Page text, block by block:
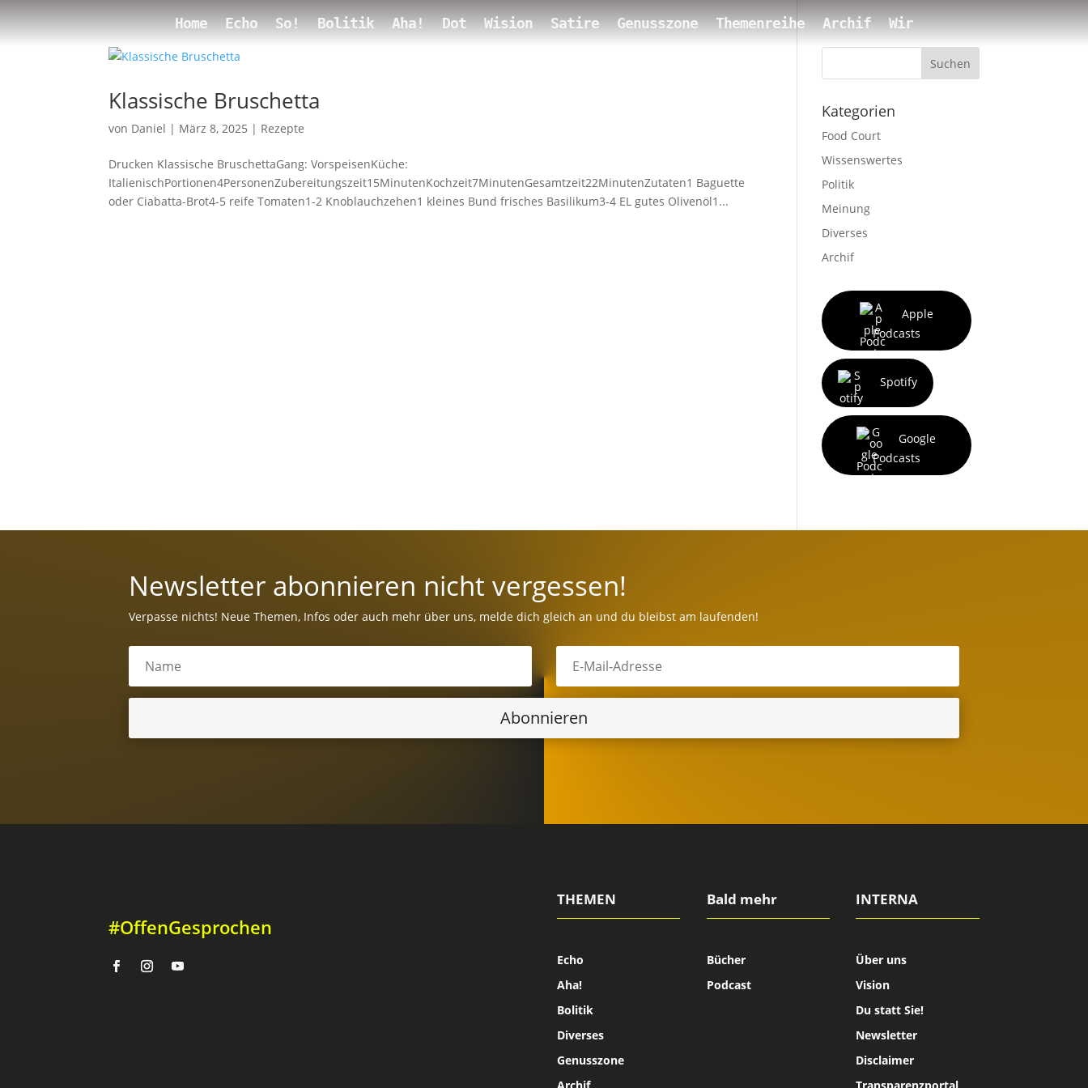
Home Echo So! Bolitik Aha! Dot Wision Satire Genusszone Themenreihe Archif Wir
Klassische Bruschetta
von Daniel | März 8, 2025 | Rezepte
Drucken Klassische BruschettaGang: VorspeisenKüche:
ItalienischPortionen4PersonenZubereitungszeit15MinutenKochzeit7MinutenGesamtzeit22MinutenZutaten1 Baguette
oder Ciabatta-Brot4-5 reife Tomaten1-2 Knoblauchzehen1 kleines Bund frisches Basilikum3-4 EL gutes Olivenöl1...
Suchen
Kategorien
Food Court
Wissenswertes
Politik
Meinung
Diverses
Archif
Apple
Podcasts
Spotify
Google
Podcasts
Newsletter abonnieren nicht vergessen!
Verpasse nichts! Neue Themen, Infos oder auch mehr über uns, melde dich gleich an und du bleibst am laufenden!
Abonnieren
#OffenGesprochen
THEMEN
Echo
Aha!
Bolitik
Diverses
Genusszone
Bald mehr
Bücher
Podcast
INTERNA
Über uns
Vision
Du statt Sie!
Newsletter
Disclaimer